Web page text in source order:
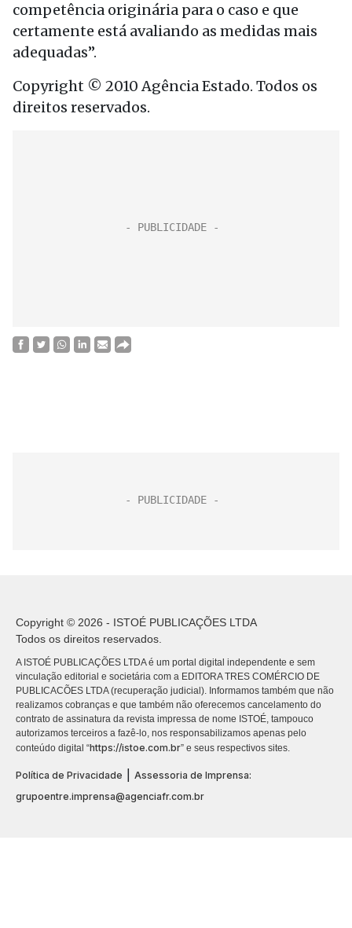
competência originária para o caso e que
certamente está avaliando as medidas mais
adequadas”.
Copyright © 2010 Agência Estado. Todos os
direitos reservados.
Copyright © 2026 - ISTOÉ PUBLICAÇÕES LTDA
Todos os direitos reservados.
A ISTOÉ PUBLICAÇÕES LTDA é um portal digital independente e sem
vinculação editorial e societária com a EDITORA TRES COMÉRCIO DE
PUBLICACÕES LTDA (recuperação judicial). Informamos também que não
realizamos cobranças e que também não oferecemos cancelamento do
contrato de assinatura da revista impressa de nome ISTOÉ, tampouco
autorizamos terceiros a fazê-lo, nos responsabilizamos apenas pelo
conteúdo digital “https://istoe.com.br” e seus respectivos sites.
Política de Privacidade
Assessoria de Imprensa:
grupoentre.imprensa@agenciafr.com.br